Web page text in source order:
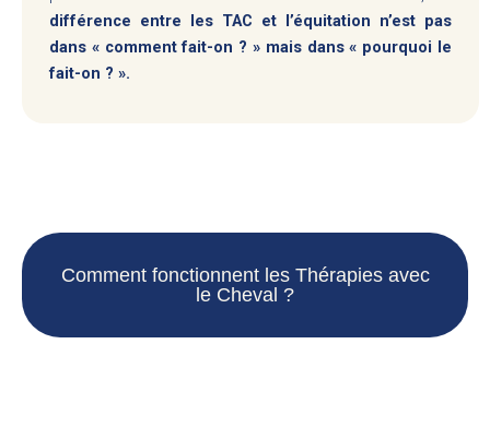
différence entre les TAC et l’équitation n’est pas
dans « comment fait-on ? » mais dans « pourquoi le
fait-on ? ».
Comment fonctionnent les Thérapies avec
le Cheval ?